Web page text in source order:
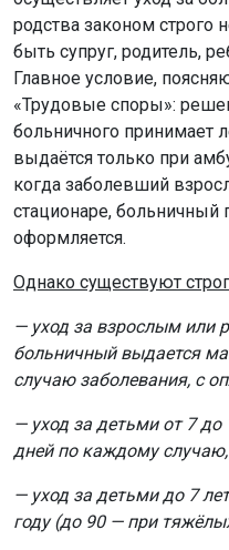
родства законом строго
быть супруг, родитель,
Главное условие,
«Трудовые споры»:
больничного принимает
выдаётся только при
когда заболевший
стационаре, больничный
оформляется.
Однако существуют
— уход за взрослым или
больничный выдается
случаю заболевания, с
— уход за детьми от 7 до
дней по каждому случаю,
— уход за детьми до 7
году (до 90 — при